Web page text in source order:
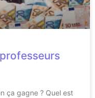
ça gagne ? Quel est